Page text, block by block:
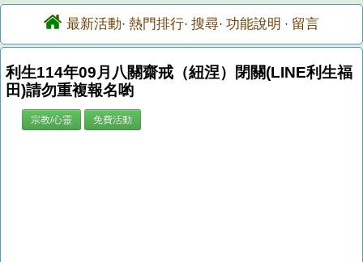
最新活動· 熱門排行· 搜尋· 功能說明 · 留言
利生114年09月八關齋戒（紐涅）閉關(LINE利生福
田)請勿重複報名喲
宗教/心靈 免費活動